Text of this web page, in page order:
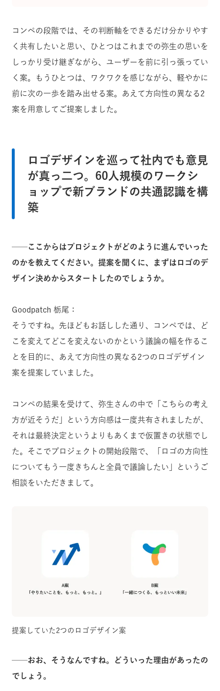
コンペの段階では、その判断軸をできるだけ分かりやす
く共有したいと思い、ひとつはこれまでの弥生の思いを
しっかり受け継ぎながら、ユーザーを前に引っ張ってい
く案。もうひとつは、ワクワクを感じながら、軽やかに
前に次の一歩を踏み出せる案。あえて方向性の異なる2
案を用意してご提案しました。
ロゴデザインを巡って社内でも意見
が真っ二つ。60人規模のワークシ
ョップで新ブランドの共通認識を構
築
──ここからはプロジェクトがどのように進んでいった
のかを教えてください。提案を聞くに、まずはロゴのデ
ザイン決めからスタートしたのでしょうか。
Goodpatch 栃尾：
そうですね。先ほどもお話しした通り、コンペでは、ど
こを変えてどこを変えないのかという議論の幅を作るこ
とを目的に、あえて方向性の異なる2つのロゴデザイン
案を提案していました。
コンペの結果を受けて、弥生さんの中で「こちらの考え
方が近そうだ」という方向感は一度共有されましたが、
それは最終決定というよりもあくまで仮置きの状態でし
た。そこでプロジェクトの開始段階で、「ロゴの方向性
についてもう一度きちんと全員で議論したい」というご
相談をいただきまして。
提案していた2つのロゴデザイン案
──おお、そうなんですね。どういった理由があったの
でしょう。